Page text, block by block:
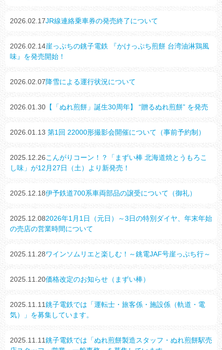
2026.02.17JR線連絡乗車券の発売終了について
2026.02.14崖っぷちの銚子電鉄 『かけっぷち煎餅 台湾油淋鶏風
味』を発売開始！
2026.02.07降雪による運行状況について
2026.01.30 【「ぬれ煎餅」誕生30周年】 “贈るぬれ煎餅” を発売
2026.01.13 第1回 22000形撮影会開催について（事前予約制）
2025.12.26こんがりコーン！？「まずい棒 北海道焼とうもろこ
し味」が12月27日（土）より新発売！
2025.12.18伊予鉄道700系車両部品の譲受について（御礼）
2025.12.082026年1月1日（元日）～3日の特別ダイヤ、年末年始
の売店の営業時間について
2025.11.28ワインソムリエと楽しむ！～銚電JAF号崖っぷち行～
2025.11.20価格改定のお知らせ（まずい棒）
2025.11.11銚子電鉄では「運転士・旅客係・施設係（軌道・電
気）」を募集しています。
2025.11.11銚子電鉄では「ぬれ煎餅製造スタッフ・ぬれ煎餅駅売